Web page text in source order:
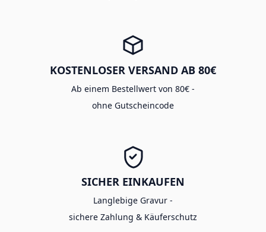
KOSTENLOSER VERSAND AB 80€
Ab einem Bestellwert von 80€ -
ohne Gutscheincode
SICHER EINKAUFEN
Langlebige Gravur -
sichere Zahlung & Käuferschutz